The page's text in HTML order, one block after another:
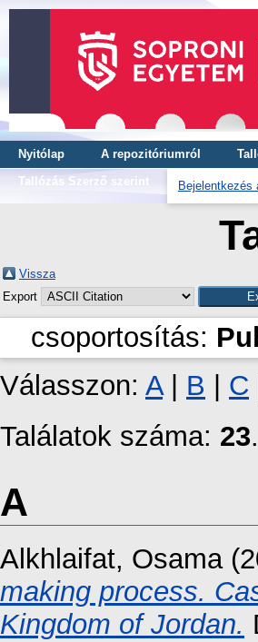
Nyitólap A repozitóriumról
Tallózás Szerző szerint
Bejelentkezés
Vissza
Export
csoportosítás:
Válasszon: A| B C
Találatok száma: 23.
A
Alkhlaifat, Osama
making process.
Kingdom of Jordan.